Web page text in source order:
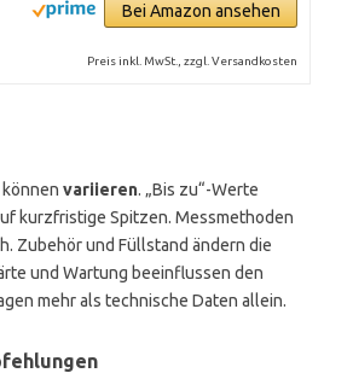
Bei Amazon ansehen
Preis inkl. MwSt., zzgl. Versandkosten
variieren. „Bis zu“-Werte
kurzfristige Spitzen. Messmethoden
Zubehör und Füllstand ändern die
und Wartung beeinflussen den
mehr als technische Daten allein.